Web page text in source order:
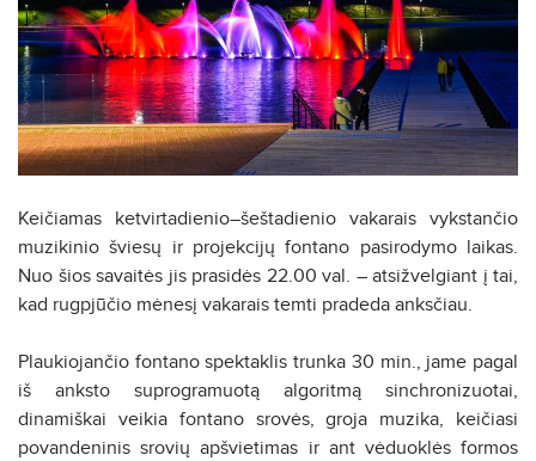
Keičiamas ketvirtadienio–šeštadienio vakarais vykstančio
muzikinio šviesų ir projekcijų fontano pasirodymo laikas.
Nuo šios savaitės jis prasidės 22.00 val. – atsižvelgiant į tai,
kad rugpjūčio mėnesį vakarais temti pradeda anksčiau.
Plaukiojančio fontano spektaklis trunka 30 min., jame pagal
iš anksto suprogramuotą algoritmą sinchronizuotai,
dinamiškai veikia fontano srovės, groja muzika, keičiasi
povandeninis srovių apšvietimas ir ant vėduoklės formos